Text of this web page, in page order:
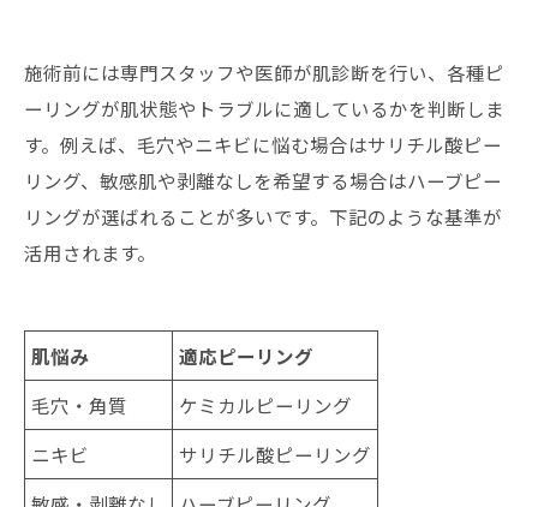
施術前には専門スタッフや医師が肌診断を行い、各種ピ
ーリングが肌状態やトラブルに適しているかを判断しま
す。例えば、毛穴やニキビに悩む場合はサリチル酸ピー
リング、敏感肌や剥離なしを希望する場合はハーブピー
リングが選ばれることが多いです。下記のような基準が
活用されます。
肌悩み
適応ピーリング
毛穴・角質
ケミカルピーリング
ニキビ
サリチル酸ピーリング